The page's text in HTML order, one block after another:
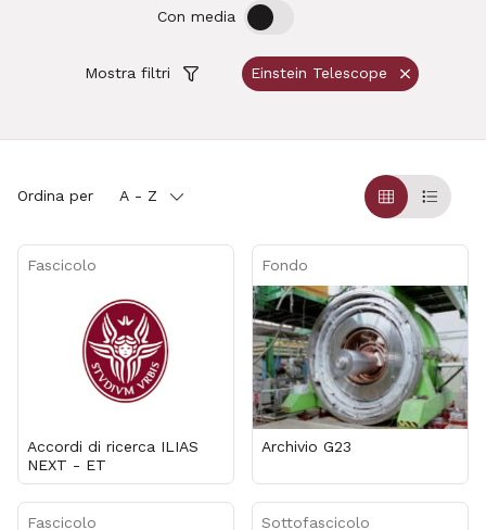
Mostra filtri Einstein Telescope
Con media OFF
Ordina per A - Z
GrigliaTable
Fascicolo
Accordi di ricerca ILIAS
NEXT - ET
Fondo
Archivio G23
Fascicolo Sottofascicolo